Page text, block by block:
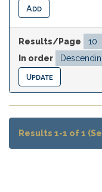
Results/Page
In order
Results 1-1 of 1